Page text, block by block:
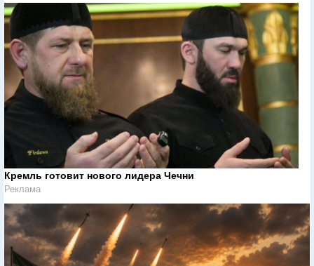
Кремль готовит нового лидера Чечни
Реклама